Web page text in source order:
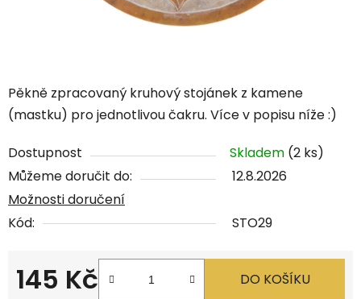
Pěkně zpracovaný kruhový stojánek z kamene
(mastku) pro jednotlivou čakru. Více v popisu níže :)
Dostupnost Skladem (2 ks)
Můžeme doručit do:
12.8.2026
Možnosti doručení
Kód:
STO29
145 Kč DO KOŠÍKU